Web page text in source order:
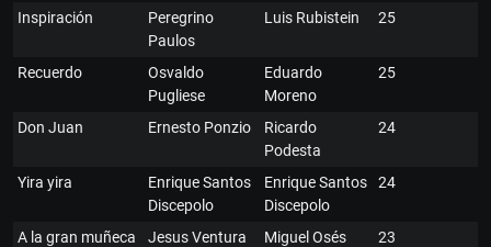
Inspiración
Peregrino
Paulos
Luis Rubistein 25
Recuerdo
Osvaldo
Pugliese
Eduardo
Moreno
25
Don Juan Ernesto Ponzio
Ricardo
Podesta
24
Yira yira
Enrique Santos
Discepolo
Enrique Santos
Discepolo
24
A la gran muñeca Jesus Ventura Miguel Osés
23